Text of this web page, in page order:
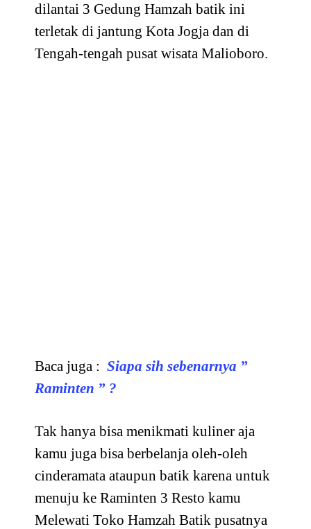
dilantai 3 Gedung Hamzah batik ini
terletak di jantung Kota Jogja dan di
Tengah-tengah pusat wisata Malioboro.
Baca juga : Siapa sih sebenarnya ”
Raminten ” ?
Tak hanya bisa menikmati kuliner aja
kamu juga bisa berbelanja oleh-oleh
cinderamata ataupun batik karena untuk
menuju ke Raminten 3 Resto kamu
Melewati Toko Hamzah Batik pusatnya